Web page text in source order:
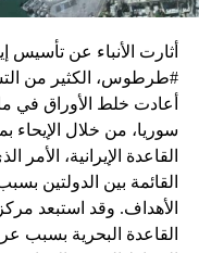
التسلح”.
وفي هذا السياق، قال
جمال زقوت في حديث
حماس ليست
القبيل تجني
المعضلة
الإسرائيلي
أثارت الأنباء عن
#طرطوس، الكثير من
أعادت خلط الأوراق في
سوريا، من خلال
القاعدة الإيرانية،
القائمة بين الدولتين
الأهداف. وقد استبعد
القاعدة البحرية بسبب